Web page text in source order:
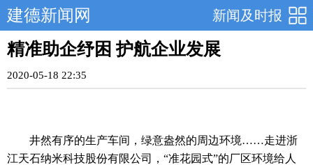
新闻及时报
建德新闻网
精准助企纾困 护航企业发展
2020-05-18 22:35
井然有序的生产车间，绿意盎然的周边环境……走进浙
江天石纳米科技股份有限公司，“准花园式”的厂区环境给人